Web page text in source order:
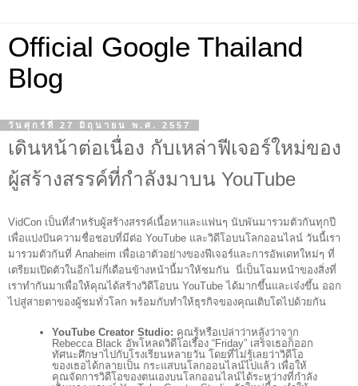
Official Google Thailand
Blog
วันศุกร์ที่ 27 มิถุนายน พ.ศ. 2557
เดินหน้าต่อเนื่อง กับเหล่าฟีเจอร์ใหม่ของ
ผู้สร้างสรรค์ที่กำลังมาบน YouTube
VidCon เป็นที่สำหรับผู้สร้างสรรค์เนื้อหาและแฟนๆ นับพันมารวมตัวกันทุกปี
เพื่อแบ่งปันความชื่อชอบที่มีต่อ YouTube และวิดีโอบนโลกออนไลน์ วันนี้เรา
มารวมตัวกันที่ Anaheim เพื่อเอาตัวอย่างของฟีเจอร์และการอัพเดทใหม่ๆ ที่
เตรียมเปิดตัวในอีกไม่กี่เดือนข้างหน้านี้มาให้ชมกัน  นี่เป็นโฉมหน้าของสิ่งที่
เราทำกันมาเพื่อให้คุณได้สร้างวิดีโอบน YouTube ได้มากขึ้นและเจ๋งขึ้น ออก
ไปสู่สายตาของผู้ชมทั่วโลก พร้อมกับทำให้ธุรกิจของคุณเติบโตไปด้วยกัน
YouTube Creator Studio: คุณรู้หรือเปล่าว่าหลังว่าจาก
Rebecca Black อัพโหลดวิดีโอเรื่อง “Friday” เสร็จเธอก็ออก
ทัศนะศึกษาไปกับโรงเรียนหลายวัน โดยที่ไม่รู้เลยว่าวิดีโอ
ของเธอได้กลายเป็น กระแสบนโลกออนไลน์ไปแล้ว เพื่อให้
คุณจัดการวิดีโอของตนเองบนโลกออนไลน์ได้ระหว่างที่กำลัง